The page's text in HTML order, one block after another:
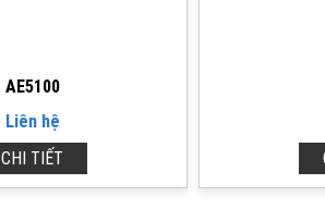
AE5100
Liên hệ
CHI TIẾT